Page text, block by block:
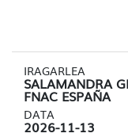
IRAGARLEA
SALAMANDRA
FNAC ESPAÑA
DATA
2026-11-13